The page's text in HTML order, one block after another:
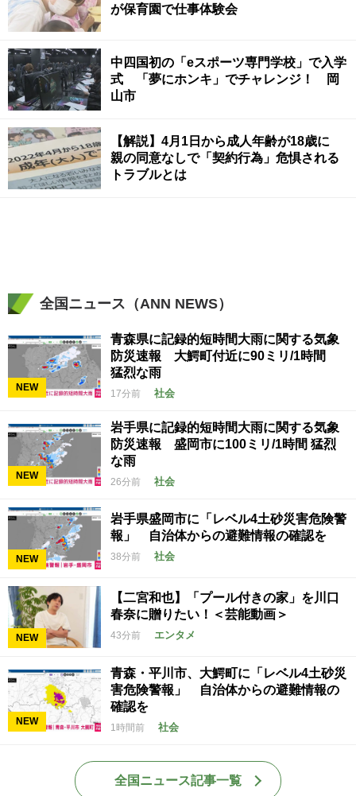
が保育園で仕事体験会
中四国初の「eスポーツ専門学校」で入学
式 「夢にホンキ」でチャレンジ！ 岡
山市
【解説】4月1日から成人年齢が18歳に
親の同意なしで「契約行為」危惧される
トラブルとは
全国ニュース（ANN NEWS）
NEW
青森県に記録的短時間大雨に関する気象
防災速報 大鰐町付近に90ミリ/1時間
猛烈な雨
17分前 社会
NEW
岩手県に記録的短時間大雨に関する気象
防災速報 盛岡市に100ミリ/1時間 猛烈
な雨
26分前 社会
NEW
岩手県盛岡市に「レベル4土砂災害危険警
報」 自治体からの避難情報の確認を
38分前 社会
NEW
【二宮和也】「プール付きの家」を川口
春奈に贈りたい！＜芸能動画＞
43分前 エンタメ
NEW
青森・平川市、大鰐町に「レベル4土砂災
害危険警報」 自治体からの避難情報の
確認を
1時間前 社会
全国ニュース記事一覧